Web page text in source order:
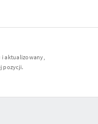
aktualizowany,
pozycji.